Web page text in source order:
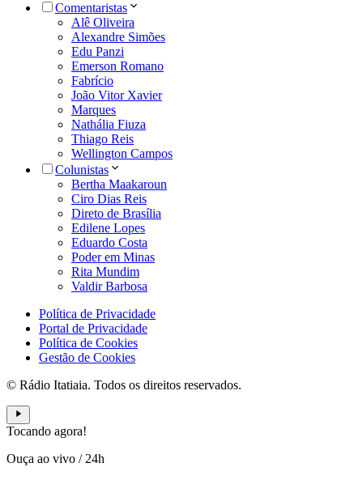
Comentaristas
Alê Oliveira
Alexandre Simões
Edu Panzi
Emerson Romano
Fabrício
João Vitor Xavier
Marques
Nathália Fiuza
Thiago Reis
Wellington Campos
Colunistas
Bertha Maakaroun
Ciro Dias Reis
Direto de Brasília
Edilene Lopes
Eduardo Costa
Poder em Minas
Rita Mundim
Valdir Barbosa
Política de Privacidade
Portal de Privacidade
Política de Cookies
Gestão de Cookies
© Rádio Itatiaia. Todos os direitos reservados.
Tocando agora!
Ouça ao vivo / 24h